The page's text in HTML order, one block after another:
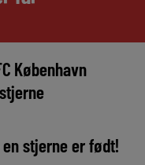
København
stjerne er født!